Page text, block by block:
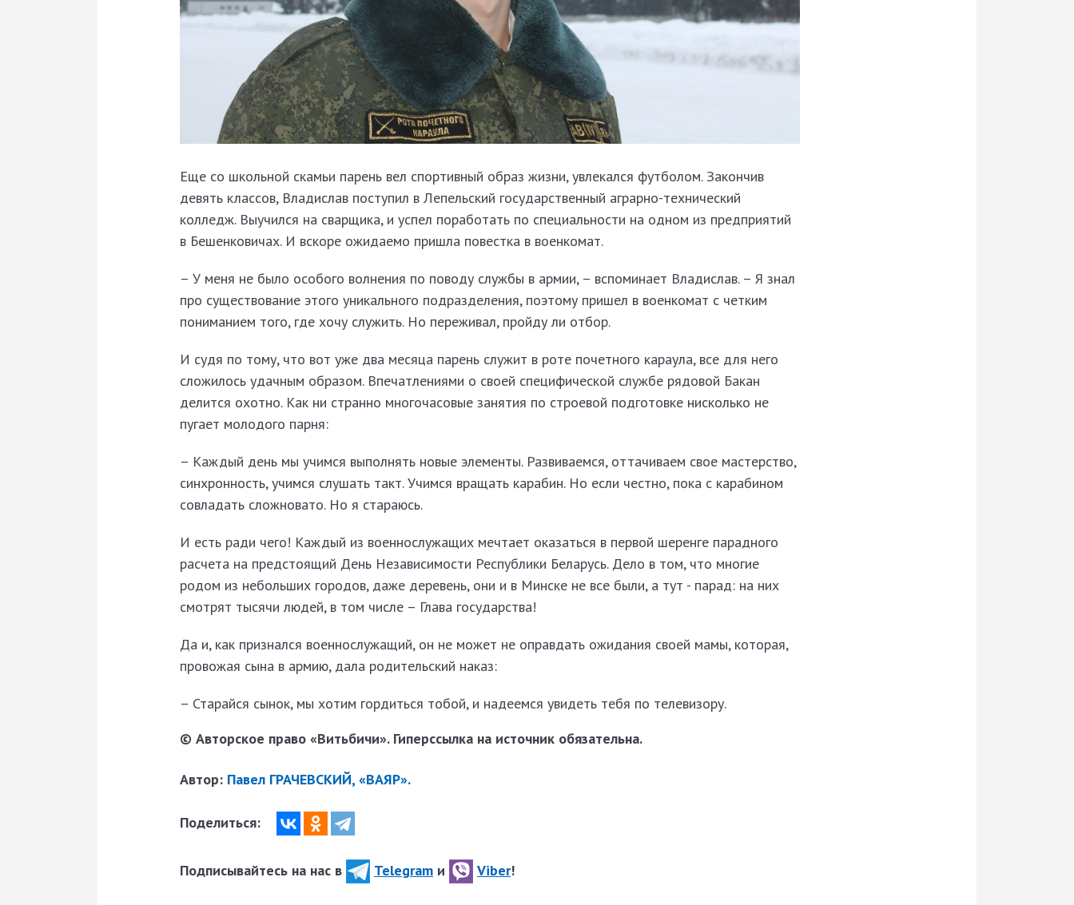
Еще со школьной скамьи парень вел спортивный образ жизни, увлекался футболом. Закончив
девять классов, Владислав поступил в Лепельский государственный аграрно-технический
колледж. Выучился на сварщика, и успел поработать по специальности на одном из предприятий
в Бешенковичах. И вскоре ожидаемо пришла повестка в военкомат.
– У меня не было особого волнения по поводу службы в армии, – вспоминает Владислав. – Я знал
про существование этого уникального подразделения, поэтому пришел в военкомат с четким
пониманием того, где хочу служить. Но переживал, пройду ли отбор.
И судя по тому, что вот уже два месяца парень служит в роте почетного караула, все для него
сложилось удачным образом. Впечатлениями о своей специфической службе рядовой Бакан
делится охотно. Как ни странно многочасовые занятия по строевой подготовке нисколько не
пугает молодого парня:
– Каждый день мы учимся выполнять новые элементы. Развиваемся, оттачиваем свое мастерство,
синхронность, учимся слушать такт. Учимся вращать карабин. Но если честно, пока с карабином
совладать сложновато. Но я стараюсь.
И есть ради чего! Каждый из военнослужащих мечтает оказаться в первой шеренге парадного
расчета на предстоящий День Независимости Республики Беларусь. Дело в том, что многие
родом из небольших городов, даже деревень, они и в Минске не все были, а тут - парад: на них
смотрят тысячи людей, в том числе – Глава государства!
Да и, как признался военнослужащий, он не может не оправдать ожидания своей мамы, которая,
провожая сына в армию, дала родительский наказ:
– Старайся сынок, мы хотим гордиться тобой, и надеемся увидеть тебя по телевизору.
© Авторское право «Витьбичи». Гиперссылка на источник обязательна.
Автор: Павел ГРАЧЕВСКИЙ, «ВАЯР».
Поделиться:
Подписывайтесь на нас в Telegram и Viber!